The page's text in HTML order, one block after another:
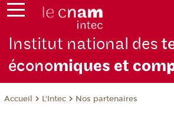
Institut national des
économiques et com
Accueil L'Intec Nos partenaires